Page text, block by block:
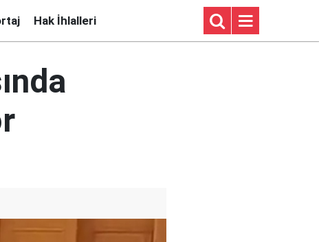
Hak İhlalleri